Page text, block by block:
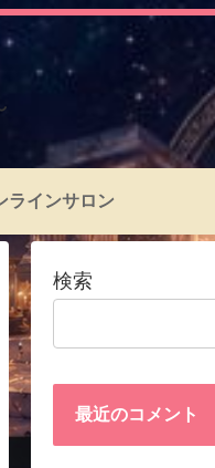
ラインサロン
検索
最近のコメント